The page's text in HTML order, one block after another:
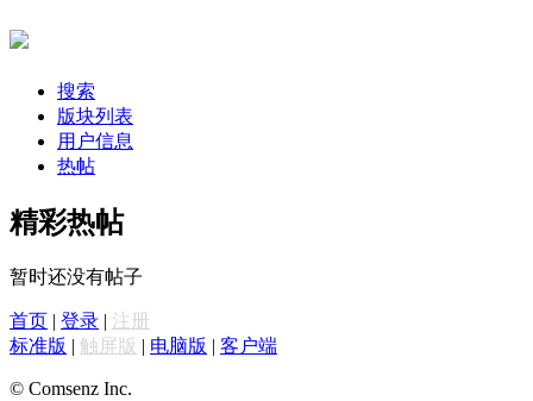
搜索
版块列表
用户信息
热帖
精彩热帖
暂时还没有帖子
首页 | 登录 | 注册
标准版 | 触屏版 | 电脑版 | 客户端
© Comsenz Inc.